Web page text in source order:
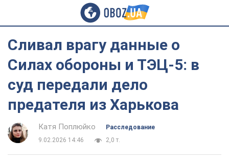
Сливал врагу данные о
Силах обороны и ТЭЦ-5: в
суд передали дело
предателя из Харькова
Катя Поплюйко
Расследование
9.02.2026 14:46
2,0 т.